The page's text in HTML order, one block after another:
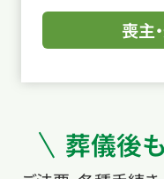
喪主
葬儀後